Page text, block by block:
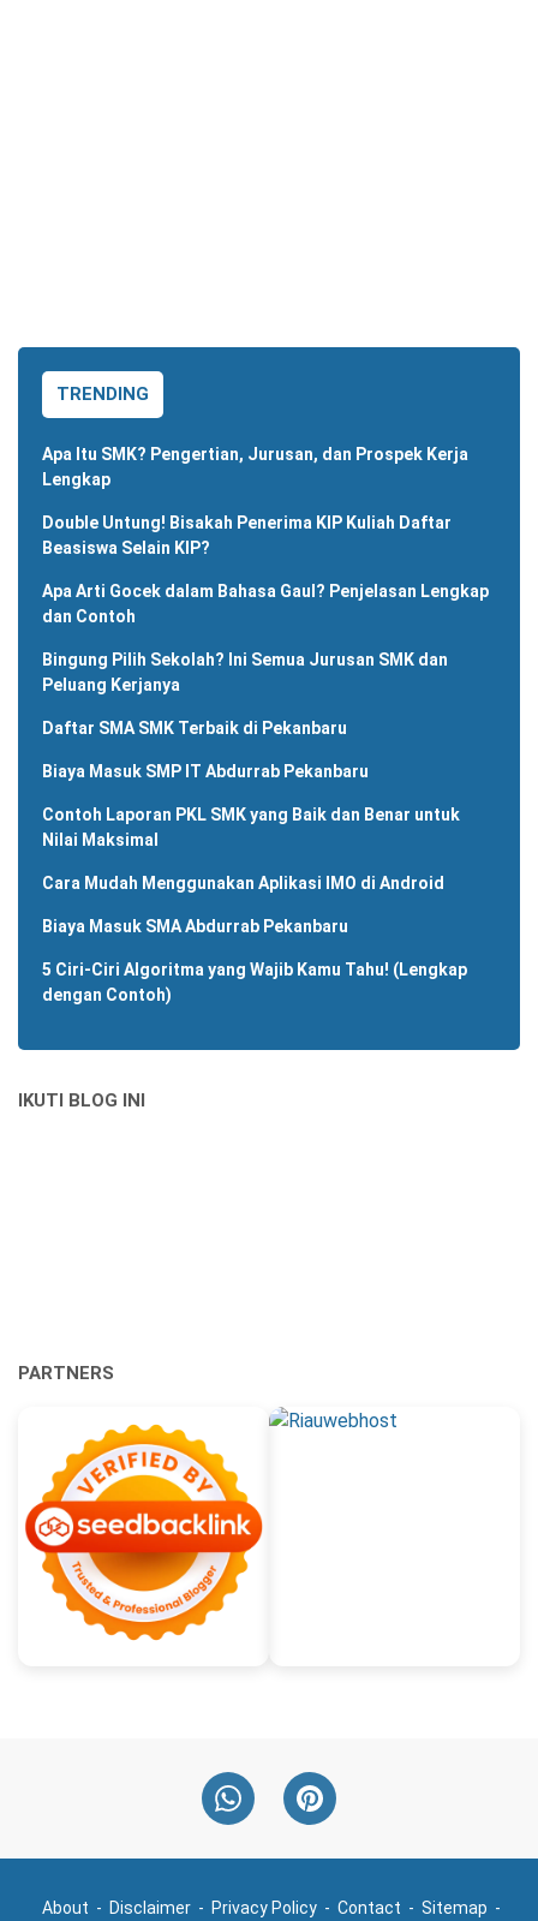
TRENDING
Apa Itu SMK? Pengertian, Jurusan, dan Prospek Kerja
Lengkap
Double Untung! Bisakah Penerima KIP Kuliah Daftar
Beasiswa Selain KIP?
Apa Arti Gocek dalam Bahasa Gaul? Penjelasan Lengkap
dan Contoh
Bingung Pilih Sekolah? Ini Semua Jurusan SMK dan
Peluang Kerjanya
Daftar SMA SMK Terbaik di Pekanbaru
Biaya Masuk SMP IT Abdurrab Pekanbaru
Contoh Laporan PKL SMK yang Baik dan Benar untuk
Nilai Maksimal
Cara Mudah Menggunakan Aplikasi IMO di Android
Biaya Masuk SMA Abdurrab Pekanbaru
5 Ciri-Ciri Algoritma yang Wajib Kamu Tahu! (Lengkap
dengan Contoh)
IKUTI BLOG INI
PARTNERS
About Disclaimer Privacy Policy Contact Sitemap